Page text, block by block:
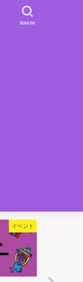
SEARCH
イベント